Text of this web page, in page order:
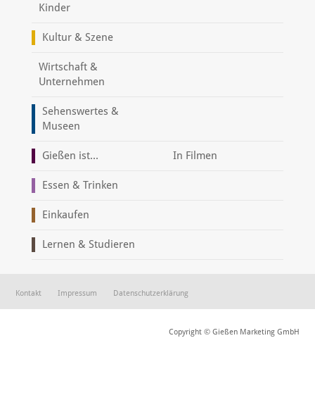
Kinder
Kultur & Szene
Wirtschaft &
Unternehmen
Sehenswertes &
Museen
Gießen ist... In Filmen
Essen & Trinken
Einkaufen
Lernen & Studieren
Kontakt Impressum Datenschutzerklärung
Copyright © Gießen Marketing GmbH